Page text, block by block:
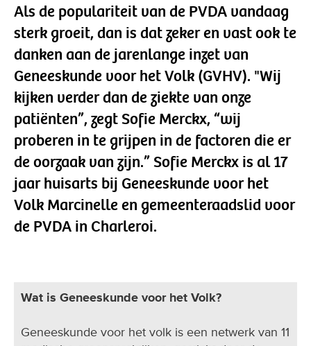
Als de populariteit van de PVDA vandaag
sterk groeit, dan is dat zeker en vast ook te
danken aan de jarenlange inzet van
Geneeskunde voor het Volk (GVHV). "Wij
kijken verder dan de ziekte van onze
patiënten”, zegt Sofie Merckx, “wij
proberen in te grijpen in de factoren die er
de oorzaak van zijn.” Sofie Merckx is al 17
jaar huisarts bij Geneeskunde voor het
Volk Marcinelle en gemeenteraadslid voor
de PVDA in Charleroi.
Wat is Geneeskunde voor het Volk?
Geneeskunde voor het volk is een netwerk van 11